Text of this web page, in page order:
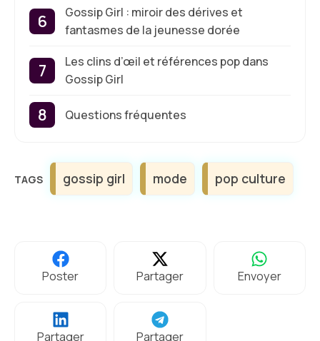
Gossip Girl : miroir des dérives et
fantasmes de la jeunesse dorée
Les clins d’œil et références pop dans
Gossip Girl
Questions fréquentes
Étiquettes
gossip girl mode pop culture
Poster Partager Envoyer
Partager Partager